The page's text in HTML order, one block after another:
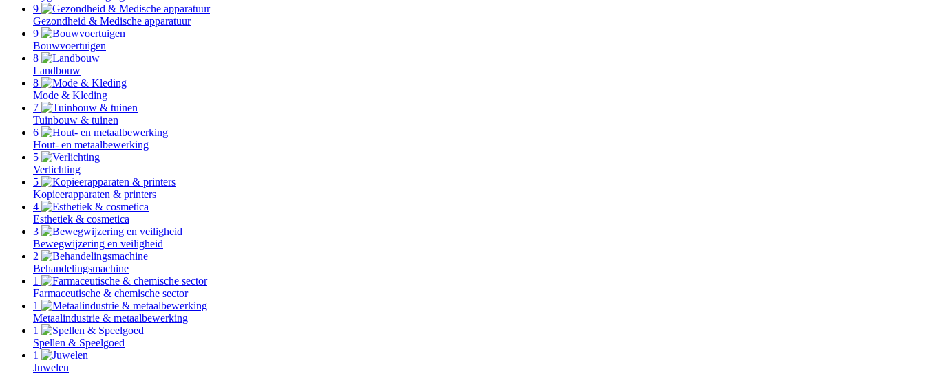
9
Gezondheid & Medische apparatuur
9
Bouwvoertuigen
8
Landbouw
8
Mode & Kleding
7
Tuinbouw & tuinen
6
Hout- en metaalbewerking
5
Verlichting
5
Kopieerapparaten & printers
4
Esthetiek & cosmetica
3
Bewegwijzering en veiligheid
2
Behandelingsmachine
1
Farmaceutische & chemische sector
1
Metaalindustrie & metaalbewerking
1
Spellen & Speelgoed
1
Juwelen